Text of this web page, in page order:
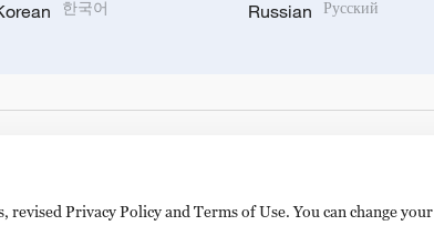
한국어 Russian Русский
Privacy Policy and Terms of Use. You can change your